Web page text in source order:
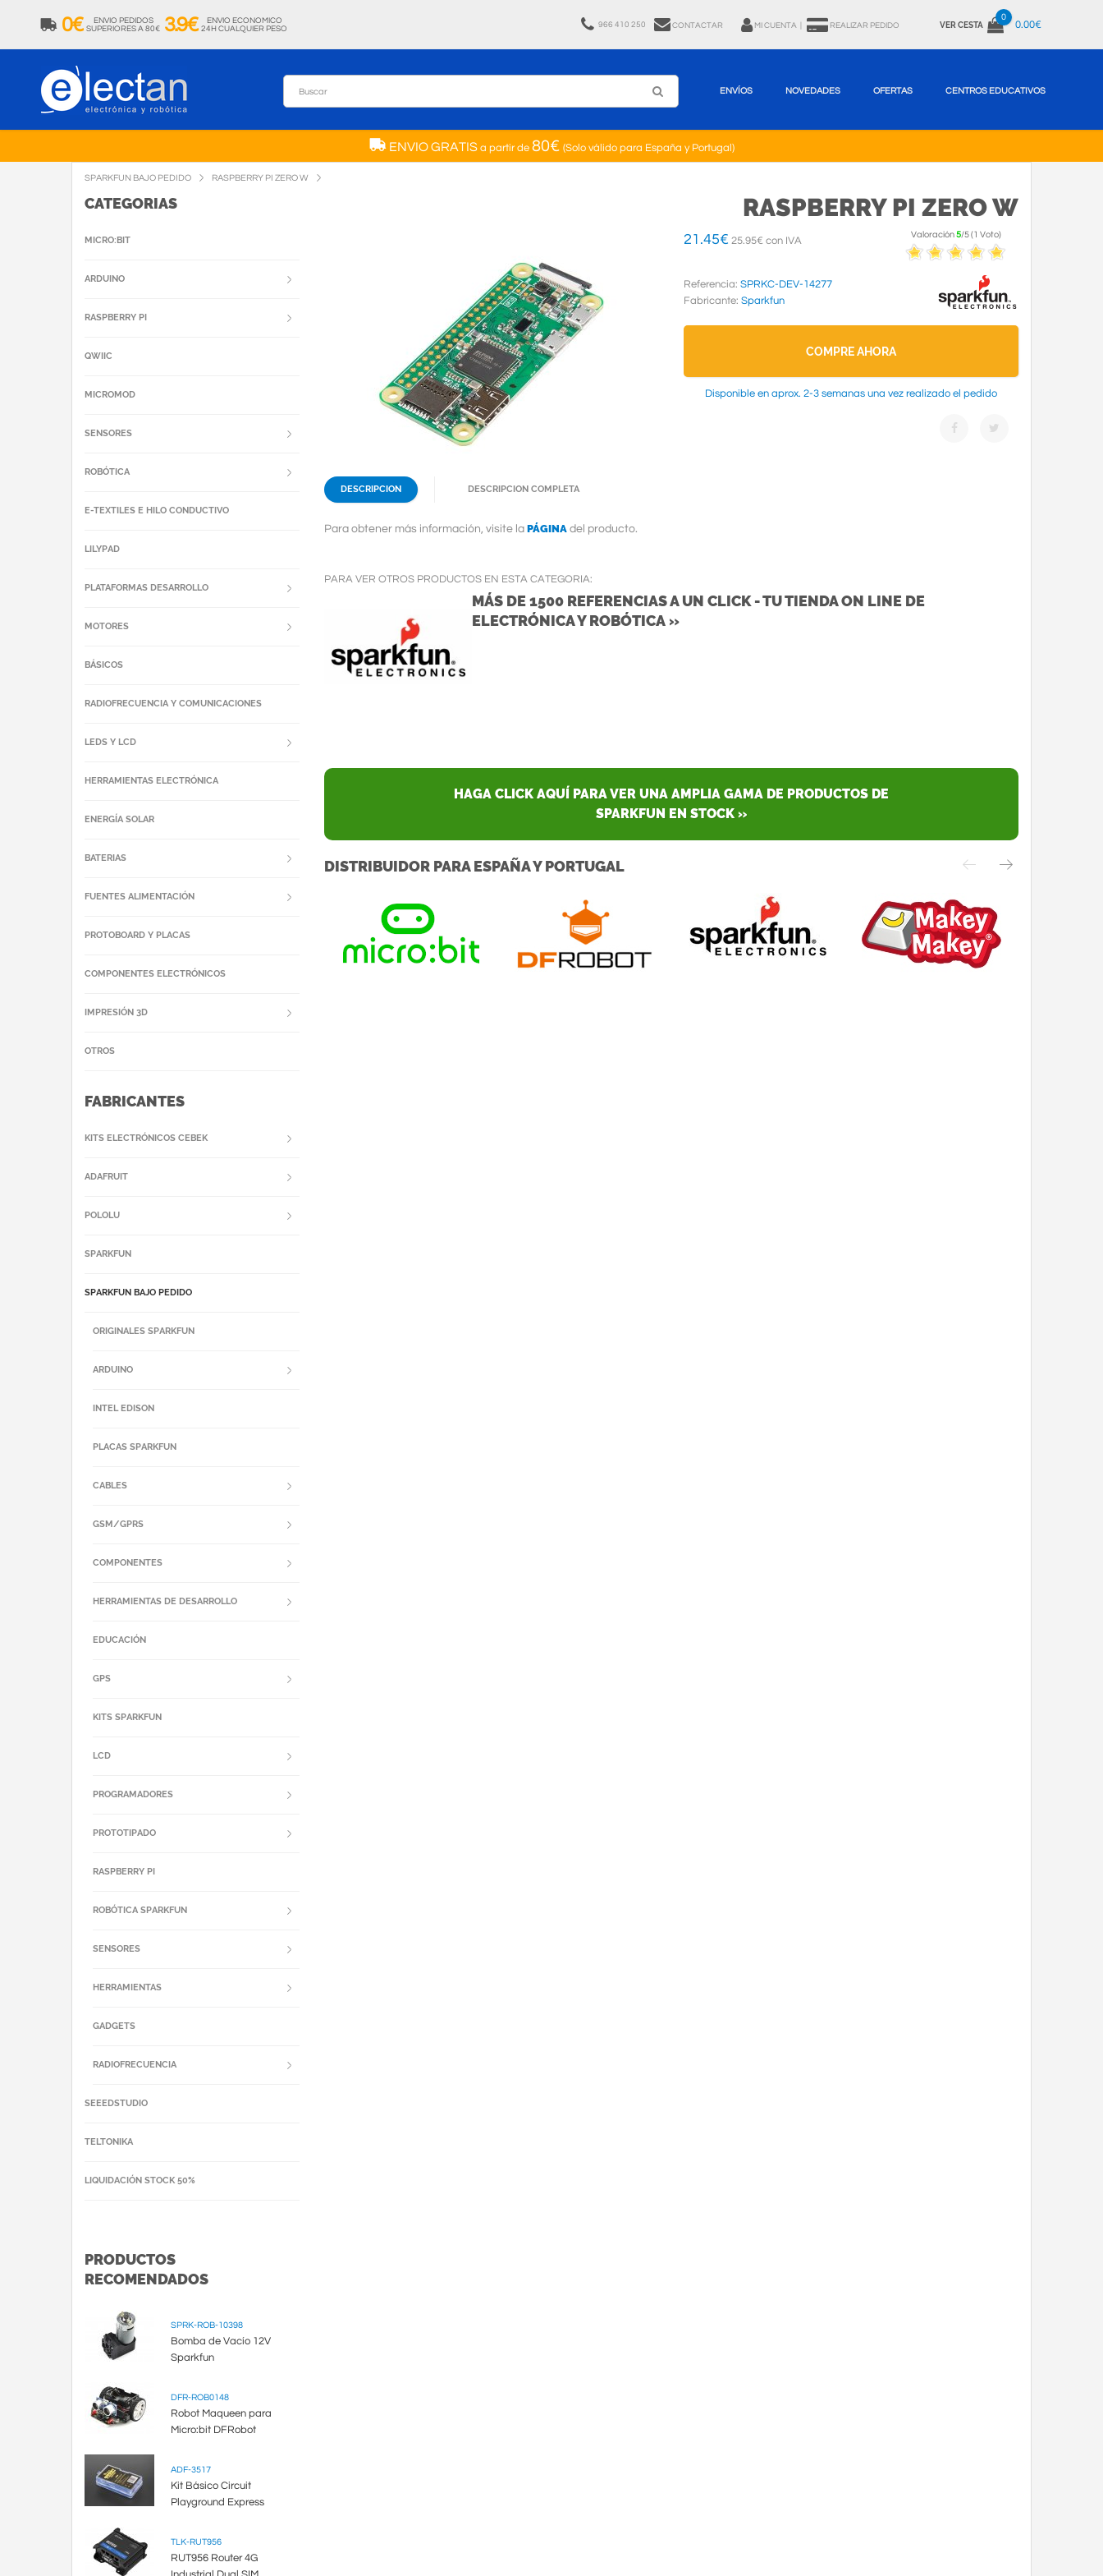
0€
ENVIO PEDIDOS
SUPERIORES A 80€ 3.9€
ENVIO ECONOMICO
24H CUALQUIER PESO
966 410 250 CONTACTAR MI CUENTA REALIZAR PEDIDO VER CESTA
0
0.00€
ENVÍOS NOVEDADES OFERTAS CENTROS EDUCATIVOS
ENVIO GRATISa partir de 80€ (Solo válido para España y Portugal)
SPARKFUN BAJO PEDIDO RASPBERRY PI ZERO W
RASPBERRY PI ZERO W
21.45€ 25.95€ con IVA
Valoración5/5(1 Voto)
Referencia: SPRKC-DEV-14277
Fabricante: Sparkfun
COMPRE AHORA
Disponible en aprox. 2-3 semanas una vez realizado el pedido
DESCRIPCION DESCRIPCION COMPLETA
Para obtener más información, visite la PÁGINA del producto.
PARA VER OTROS PRODUCTOS EN ESTA CATEGORIA:
MÁS DE 1500 REFERENCIAS A UN CLICK - TU TIENDA ON LINE DE
ELECTRÓNICA Y ROBÓTICA »
HAGA CLICK AQUÍ PARA VER UNA AMPLIA GAMA DE PRODUCTOS DE
SPARKFUN EN STOCK »
DISTRIBUIDOR PARA ESPAÑA Y PORTUGAL
CATEGORIAS
MICRO:BIT
ARDUINO
RASPBERRY PI
QWIIC
MICROMOD
SENSORES
ROBÓTICA
E-TEXTILES E HILO CONDUCTIVO
LILYPAD
PLATAFORMAS DESARROLLO
MOTORES
BÁSICOS
RADIOFRECUENCIA Y COMUNICACIONES
LEDS Y LCD
HERRAMIENTAS ELECTRÓNICA
ENERGÍA SOLAR
BATERIAS
FUENTES ALIMENTACIÓN
PROTOBOARD Y PLACAS
COMPONENTES ELECTRÓNICOS
IMPRESIÓN 3D
OTROS
FABRICANTES
KITS ELECTRÓNICOS CEBEK
ADAFRUIT
POLOLU
SPARKFUN
SPARKFUN BAJO PEDIDO
ORIGINALES SPARKFUN
ARDUINO
INTEL EDISON
PLACAS SPARKFUN
CABLES
GSM/GPRS
COMPONENTES
HERRAMIENTAS DE DESARROLLO
EDUCACIÓN
GPS
KITS SPARKFUN
LCD
PROGRAMADORES
PROTOTIPADO
RASPBERRY PI
ROBÓTICA SPARKFUN
SENSORES
HERRAMIENTAS
GADGETS
RADIOFRECUENCIA
SEEEDSTUDIO
TELTONIKA
LIQUIDACIÓN STOCK 50%
PRODUCTOS
RECOMENDADOS
SPRK-ROB-10398
Bomba de Vacío 12V
Sparkfun
DFR-ROB0148
Robot Maqueen para
Micro:bit DFRobot
ADF-3517
Kit Básico Circuit
Playground Express
TLK-RUT956
RUT956 Router 4G